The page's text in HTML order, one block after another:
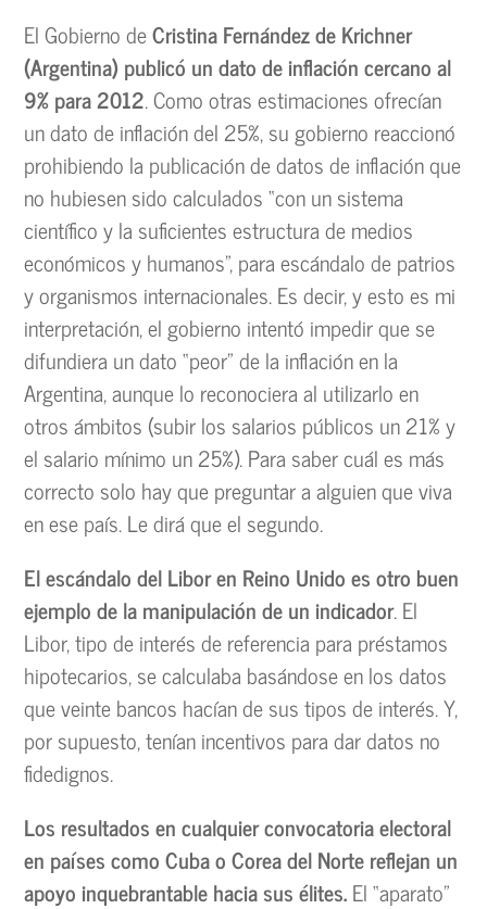
El Gobierno deCristina Fernández de Krichner
(Argentina) publicó un dato de inflación cercano al
9% para 2012. Como otras estimaciones ofrecían
un dato de inflación del 25%, su gobierno reaccionó
prohibiendo la publicación de datos de inflación que
no hubiesen sido calculados “con un sistema
científico y la suficientes estructura de medios
económicos y humanos”, para escándalo de patrios
y organismos internacionales. Es decir, y esto es mi
interpretación, el gobierno intentó impedir que se
difundiera un dato “peor” de la inflación en la
Argentina, aunque lo reconociera al utilizarlo en
otros ámbitos (subir los salarios públicos un 21% y
el salario mínimo un 25%). Para saber cuál es más
correcto solo hay que preguntar a alguien que viva
en ese país. Le dirá que el segundo.
El escándalo del Libor en Reino Unido es otro buen
ejemplo de la manipulación de un indicador. El
Libor, tipo de interés de referencia para préstamos
hipotecarios, se calculaba basándose en los datos
que veinte bancos hacían de sus tipos de interés. Y,
por supuesto, tenían incentivos para dar datos no
fidedignos.
Los resultados en cualquier convocatoria electoral
en países como Cuba o Corea del Norte reflejan un
apoyo inquebrantable hacia sus élites.El “aparato”